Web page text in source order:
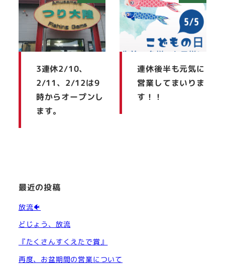
3連休2/10、
2/11、2/12は9
時からオープンし
ます。
連休後半も元気に
営業してまいりま
す！！
最近の投稿
放流🐠
どじょう、放流
『たくさんすくえたで賞』
再度、お盆期間の営業について